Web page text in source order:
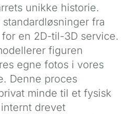
unikke historie.
fra
en 2D-til-3D service.
figuren
egne fotos i vores
Denne proces
minde til et fysisk
drevet